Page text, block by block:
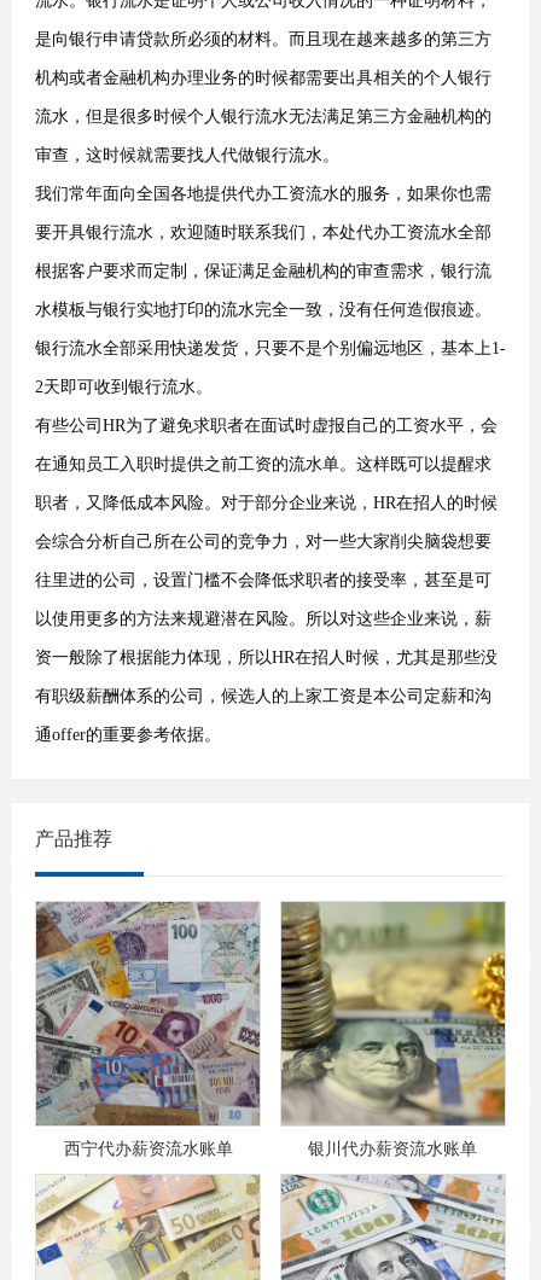
是向银行申请贷款所必须的材料。而且现在越来越多的第三方
机构或者金融机构办理业务的时候都需要出具相关的个人银行
流水，但是很多时候个人银行流水无法满足第三方金融机构的
审查，这时候就需要找人代做银行流水。
我们常年面向全国各地提供代办工资流水的服务，如果你也需
要开具银行流水，欢迎随时联系我们，本处代办工资流水全部
根据客户要求而定制，保证满足金融机构的审查需求，银行流
水模板与银行实地打印的流水完全一致，没有任何造假痕迹。
银行流水全部采用快递发货，只要不是个别偏远地区，基本上1-
2天即可收到银行流水。
有些公司HR为了避免求职者在面试时虚报自己的工资水平，会
在通知员工入职时提供之前工资的流水单。这样既可以提醒求
职者，又降低成本风险。对于部分企业来说，HR在招人的时候
会综合分析自己所在公司的竞争力，对一些大家削尖脑袋想要
往里进的公司，设置门槛不会降低求职者的接受率，甚至是可
以使用更多的方法来规避潜在风险。所以对这些企业来说，薪
资一般除了根据能力体现，所以HR在招人时候，尤其是那些没
有职级薪酬体系的公司，候选人的上家工资是本公司定薪和沟
通offer的重要参考依据。
产品推荐
西宁代办薪资流水账单 银川代办薪资流水账单